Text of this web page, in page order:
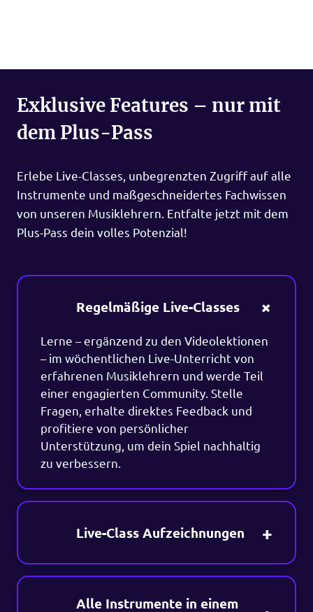
Exklusive Features – nur mit
dem Plus-Pass
Erlebe Live-Classes, unbegrenzten Zugriff auf alle
Instrumente und maßgeschneidertes Fachwissen
von unseren Musiklehrern. Entfalte jetzt mit dem
Plus-Pass dein volles Potenzial!
Regelmäßige Live-Classes
Lerne – ergänzend zu den Videolektionen
– im wöchentlichen Live-Unterricht von
erfahrenen Musiklehrern und werde Teil
einer engagierten Community. Stelle
Fragen, erhalte direktes Feedback und
profitiere von persönlicher
Unterstützung, um dein Spiel nachhaltig
zu verbessern.
Live-Class Aufzeichnungen
Alle Instrumente in einem